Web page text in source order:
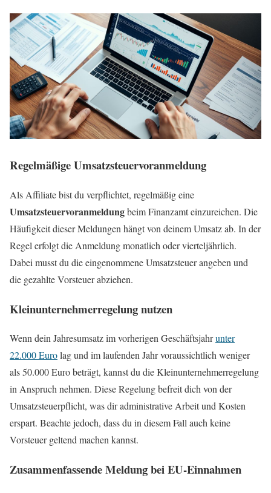
Regelmäßige Umsatzsteuervoranmeldung
Als Affiliate bist du verpflichtet, regelmäßig eine
Umsatzsteuervoranmeldungbeim Finanzamt einzureichen. Die
Häufigkeit dieser Meldungen hängt von deinem Umsatz ab. In der
Regel erfolgt die Anmeldung monatlich oder vierteljährlich.
Dabei musst du die eingenommene Umsatzsteuer angeben und
die gezahlte Vorsteuer abziehen.
Kleinunternehmerregelung nutzen
Wenn dein Jahresumsatz im vorherigen Geschäftsjahrunter
22.000 Eurolag und im laufenden Jahr voraussichtlich weniger
als 50.000 Euro beträgt, kannst du die Kleinunternehmerregelung
in Anspruch nehmen. Diese Regelung befreit dich von der
Umsatzsteuerpflicht, was dir administrative Arbeit und Kosten
erspart. Beachte jedoch, dass du in diesem Fall auch keine
Vorsteuer geltend machen kannst.
Zusammenfassende Meldung bei EU-Einnahmen